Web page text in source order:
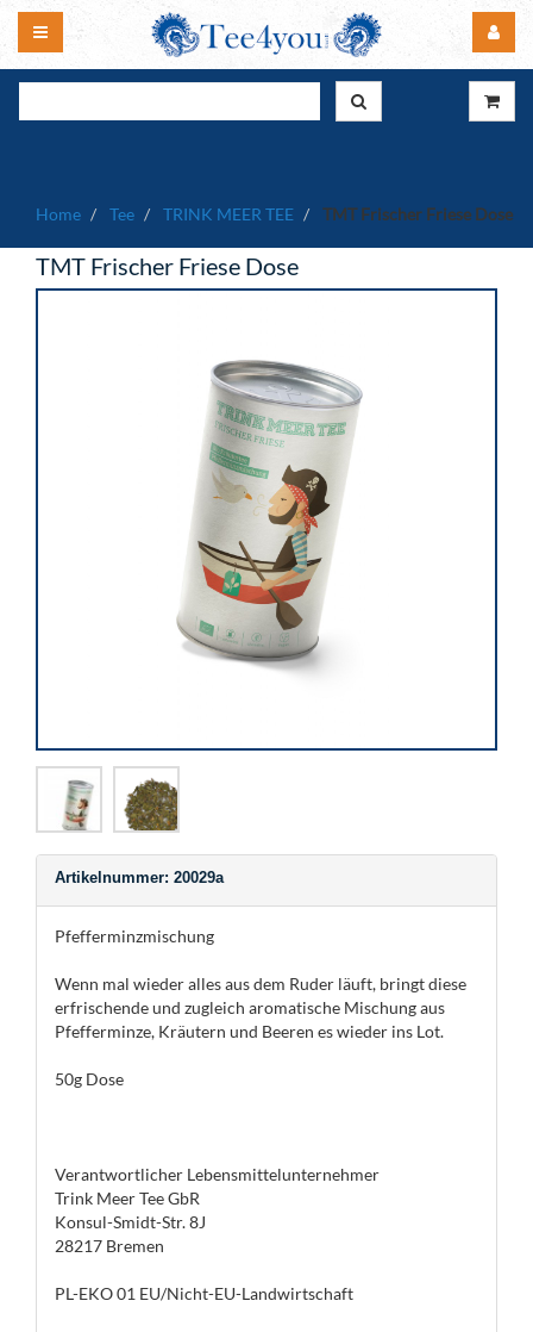
Home Tee TRINK MEER TEE TMT Frischer Friese Dose
TMT Frischer Friese Dose
Artikelnummer: 20029a
Pfefferminzmischung
Wenn mal wieder alles aus dem Ruder läuft, bringt diese
erfrischende und zugleich aromatische Mischung aus
Pfefferminze, Kräutern und Beeren es wieder ins Lot.
50g Dose
Verantwortlicher Lebensmittelunternehmer
Trink Meer Tee GbR
Konsul-Smidt-Str. 8J
28217 Bremen
PL-EKO 01 EU/Nicht-EU-Landwirtschaft